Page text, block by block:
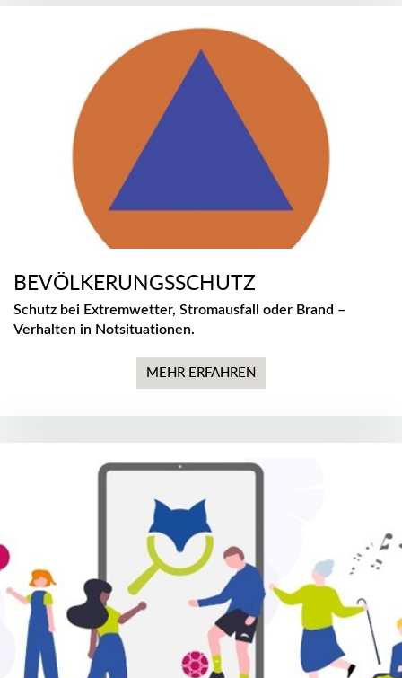
BEVÖLKERUNGSSCHUTZ
Schutz bei Extremwetter, Stromausfall oder Brand –
Verhalten in Notsituationen.
MEHR ERFAHREN